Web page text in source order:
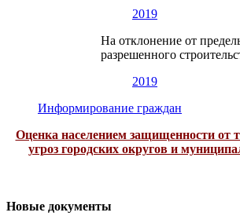
2019
На отклонение от
разрешенного
2019
Информирование граждан
Оценка населением защищенности от
угроз городских округов и
Новые документы